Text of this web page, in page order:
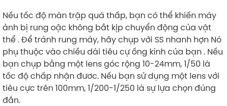
Nếu tốc độ màn trập quá thấp, bạn có thể khiến máy
ảnh bị rung oặc không bắt kịp chuyển động của vật
thể . Để tránh rung máy, hãy chụp với SS nhanh hợn Nó
phụ thuộc vào chiều dài tiêu cự ống kính của bạn . Nếu
bạn chụp bằng một lens góc rộng 10-24mm, 1/50 là
tốc độ chấp nhận đươc. Nếu bạn sử dụng một lens với
tiêu cực trên 100mm, 1/200-1/250 là sự lựa chọn đúng
đắn.